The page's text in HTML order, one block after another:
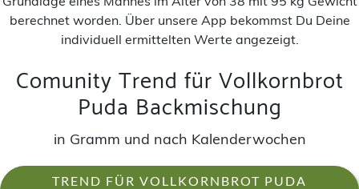
berechnet worden. Über unsere App bekommst Du Deine
individuell ermittelten Werte angezeigt.
Comunity Trend für Vollkornbrot
Puda Backmischung
in Gramm und nach Kalenderwochen
TREND FÜR VOLLKORNBROT PUDA